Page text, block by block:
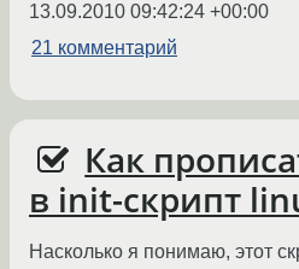
13.09.2010 09:42:24 +00:00
21 комментарий
Как
в init-скрипт
Насколько я понимаю, этот